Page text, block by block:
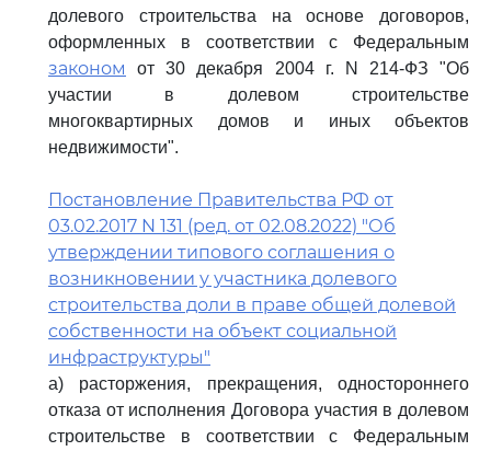
долевого строительства на основе договоров,
оформленных в соответствии с Федеральным
законом
от 30 декабря 2004 г. N 214-ФЗ "Об
участии в долевом строительстве
многоквартирных домов и иных объектов
недвижимости".
Постановление Правительства РФ от
03.02.2017 N 131 (ред. от 02.08.2022) "Об
утверждении типового соглашения о
возникновении у участника долевого
строительства доли в праве общей долевой
собственности на объект социальной
инфраструктуры"
а) расторжения, прекращения, одностороннего
отказа от исполнения Договора участия в долевом
строительстве в соответствии с Федеральным